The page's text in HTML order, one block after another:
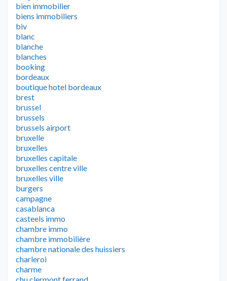
bien immobilier
biens immobiliers
biv
blanc
blanche
blanches
booking
bordeaux
boutique hotel bordeaux
brest
brussel
brussels
brussels airport
bruxelle
bruxelles
bruxelles capitale
bruxelles centre ville
bruxelles ville
burgers
campagne
casablanca
casteels immo
chambre immo
chambre immobilière
chambre nationale des huissiers
charleroi
charme